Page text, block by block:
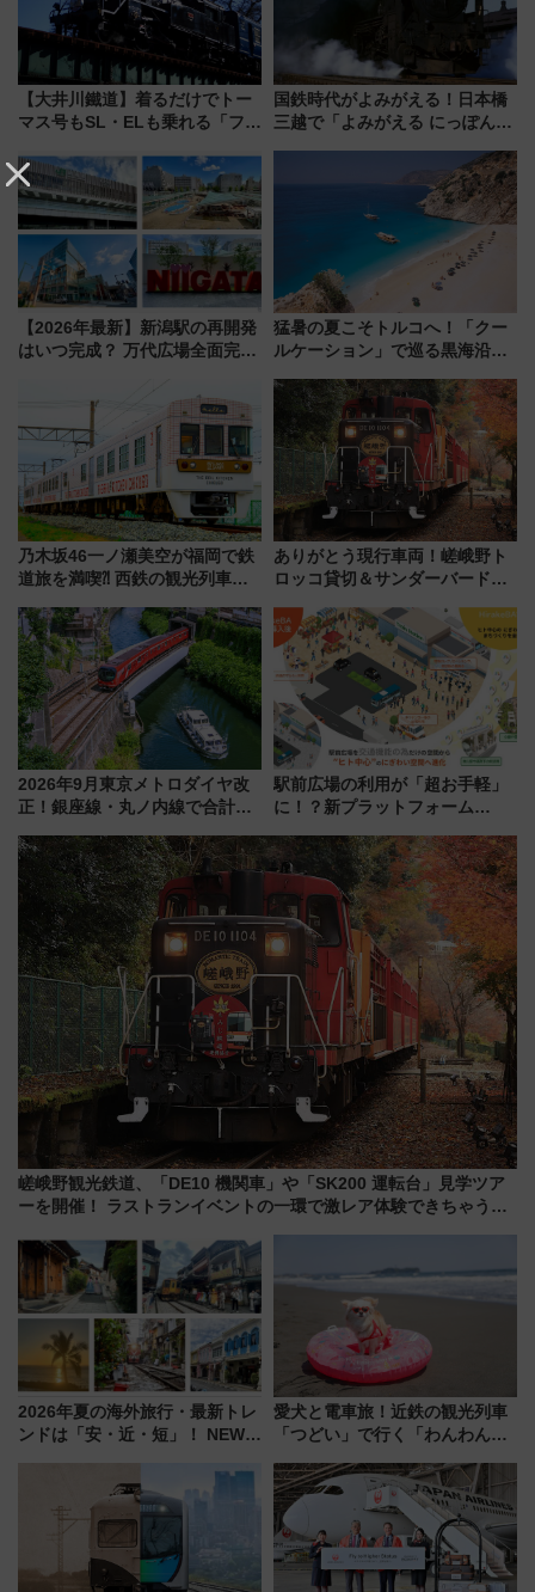
【大井川鐵道】着るだけでトー
マス号もSL・ELも乗れる「フリ
受注販売
国鉄時代がよみがえる！日本橋
三越で「よみがえる にっぽんの
敬の名作写真も、駅弁フェスも
【2026年最新】新潟駅の再開発
はいつ完成？ 万代広場全面完成
開発、バスタ新潟構想まで徹底
猛暑の夏こそトルコへ！「クー
ルケーション」で巡る黒海沿岸
連検索数が前年比237％増、ナ
ショジオも認める『2026年に訪
れるべき世界の旅先』
乃木坂46一ノ瀬美空が福岡で鉄
道旅を満喫⁈ 西鉄の観光列車
CHIKUGO」で巡る福岡･太宰
府･柳川の旅！YouTubeが公開
に
ありがとう現行車両！嵯峨野ト
ロッコ貸切＆サンダーバードレ
斉藤雪乃＆福原トシヒロと行
く！9月13日「京都の鉄道満喫
ツアー」開催
2026年9月東京メトロダイヤ改
正！銀座線・丸ノ内線で合計
待
駅前広場の利用が「超お手軽」
に！？新プラットフォーム
マホで簡単申請 物販や演奏会な
どに【JR東日本】
嵯峨野観光鉄道、「DE10 機関車」や「SK200 運転台」見学ツア
ーを開催！ ラストランイベントの一環で激レア体験できちゃうか
2026年夏の海外旅行・最新トレ
ンドは「安・近・短」！ NEWT
渡航先TOP5とは？ 円安時代の
旅行術
愛犬と電車旅！近鉄の観光列車
「つどい」で行く「わんわん列
める日帰りツアー